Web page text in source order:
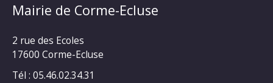
Mairie de Corme-Ecluse
2 rue des Ecoles
17600 Corme-Ecluse
Tél : 05.46.02.34.31